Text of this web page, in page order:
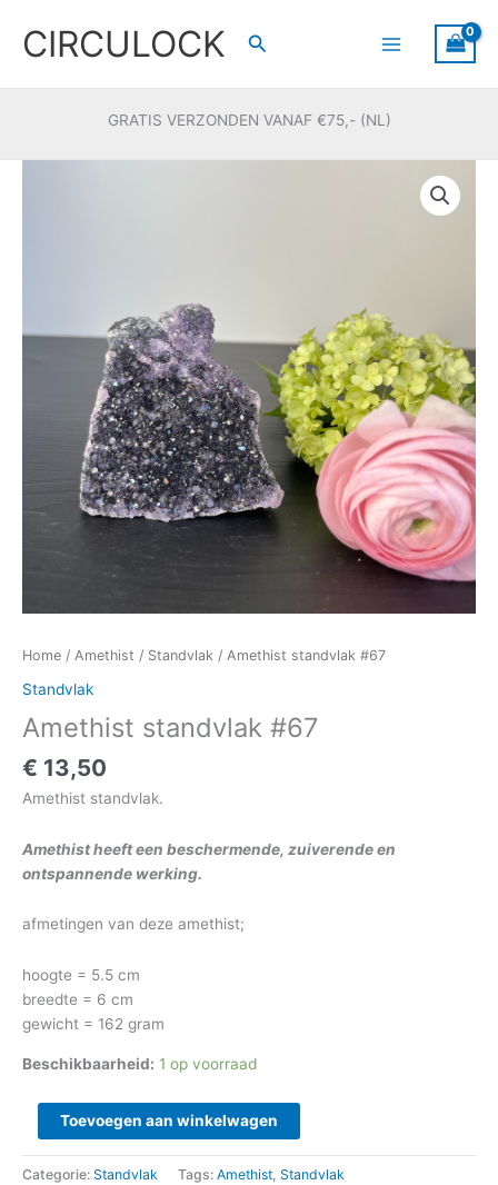
naar
inhoud
CIRCULOCK Zoeken
GRATIS VERZONDEN VANAF €75,- (NL)
Home / Amethist / Standvlak / Amethist standvlak #67
Standvlak
Amethist standvlak #67
€ 13,50
Amethist standvlak.
Amethist heeft een beschermende, zuiverende en
ontspannende werking.
afmetingen van deze amethist;
hoogte = 5.5 cm
breedte = 6 cm
gewicht = 162 gram
Beschikbaarheid: 1 op voorraad
Toevoegen aan winkelwagen
Categorie: Standvlak Tags: Amethist Standvlak